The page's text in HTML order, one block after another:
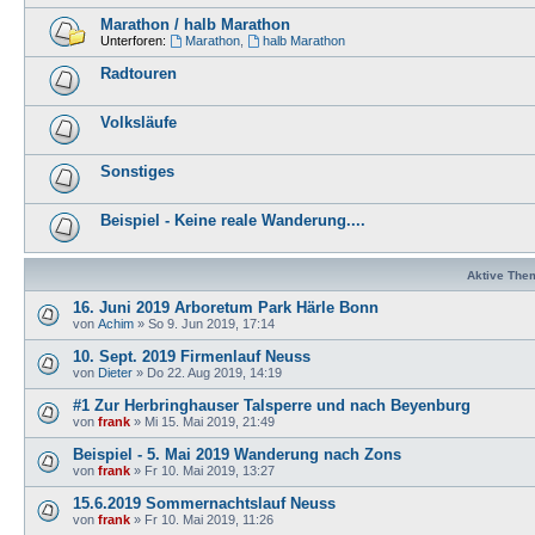
Marathon / halb Marathon
Unterforen: Marathon, halb Marathon
Radtouren
Volksläufe
Sonstiges
Beispiel - Keine reale Wanderung....
Aktive
16. Juni 2019 Arboretum Park Härle Bonn
von Achim » So 9. Jun 2019, 17:14
10. Sept. 2019 Firmenlauf Neuss
von Dieter » Do 22. Aug 2019, 14:19
#1 Zur Herbringhauser Talsperre und nach Beyenburg
von frank » Mi 15. Mai 2019, 21:49
Beispiel - 5. Mai 2019 Wanderung nach Zons
von frank » Fr 10. Mai 2019, 13:27
15.6.2019 Sommernachtslauf Neuss
von frank » Fr 10. Mai 2019, 11:26